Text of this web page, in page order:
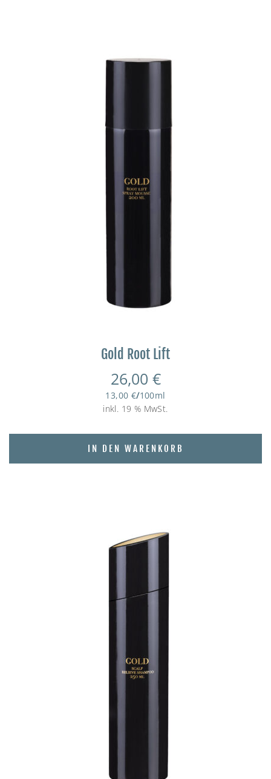
Gold Root Lift
26,00 €
13,00 €/100ml
inkl. 19 % MwSt.
IN DEN WARENKORB